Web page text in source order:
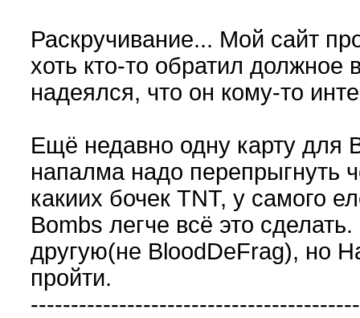
Раскручивание... Мой сайт
хоть кто-то обратил
надеялся, что он кому-то
Ещё недавно одну карту
напалма надо перепрыгнуть
какиих бочек TNT, у самого
Bombs легче всё это
другую(не BloodDeFrag), но
пройти.